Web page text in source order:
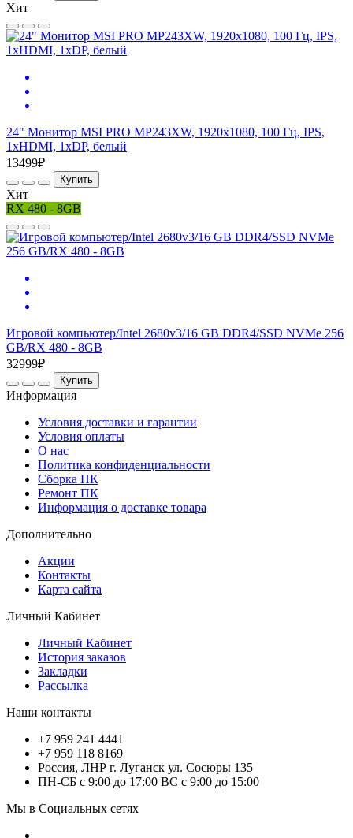
Хит
24" Монитор MSI PRO MP243XW, 1920x1080, 100 Гц, IPS,
1хHDMI, 1хDP, белый
13499₽
Купить
Хит
RX 480 - 8GB
Игровой компьютер/Intel 2680v3/16 GB DDR4/SSD NVMe 256
GB/RX 480 - 8GB
32999₽
Купить
Информация
Условия доставки и гарантии
Условия оплаты
О нас
Политика конфиденциальности
Сборка ПК
Ремонт ПК
Информация о доставке товара
Дополнительно
Акции
Контакты
Карта сайта
Личный Кабинет
Личный Кабинет
История заказов
Закладки
Рассылка
Наши контакты
+7 959 241 4441
+7 959 118 8169
Россия, ЛНР г. Луганск ул. Сосюры 135
ПН-СБ с 9:00 до 17:00 ВС с 9:00 до 15:00
Мы в Социальных сетях